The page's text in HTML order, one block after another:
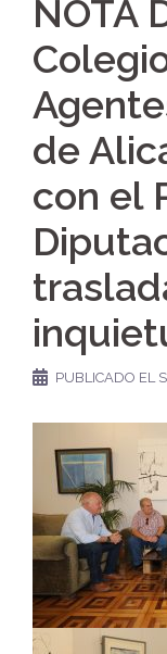
NOTA
de
con el
PUBLICADO EL